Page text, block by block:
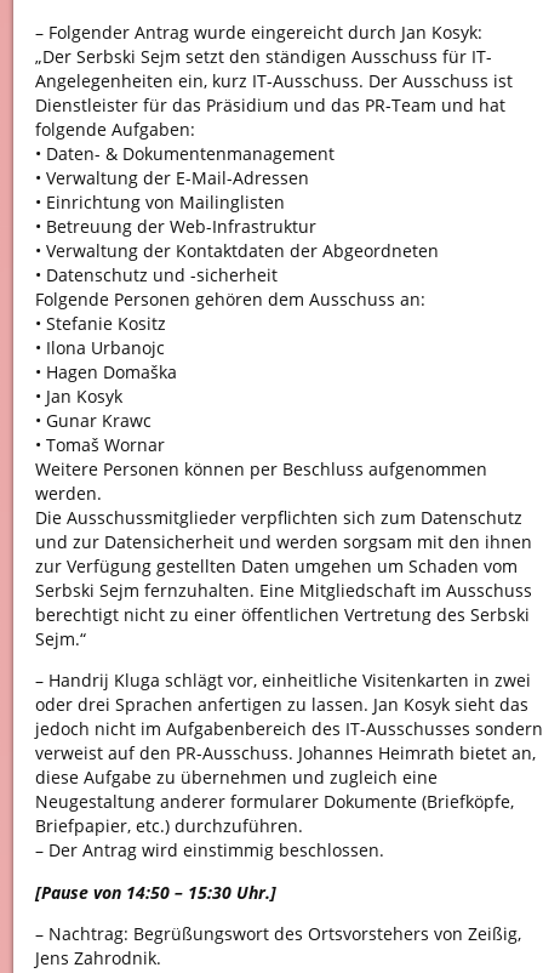
– Folgender Antrag wurde eingereicht durch Jan Kosyk:
„Der Serbski Sejm setzt den ständigen Ausschuss für IT-
Angelegenheiten ein, kurz IT-Ausschuss. Der Ausschuss ist
Dienstleister für das Präsidium und das PR-Team und hat
folgende Aufgaben:
• Daten- & Dokumentenmanagement
• Verwaltung der E-Mail-Adressen
• Einrichtung von Mailinglisten
• Betreuung der Web-Infrastruktur
• Verwaltung der Kontaktdaten der Abgeordneten
• Datenschutz und -sicherheit
Folgende Personen gehören dem Ausschuss an:
• Stefanie Kositz
• Ilona Urbanojc
• Hagen Domaška
• Jan Kosyk
• Gunar Krawc
• Tomaš Wornar
Weitere Personen können per Beschluss aufgenommen
werden.
Die Ausschussmitglieder verpflichten sich zum Datenschutz
und zur Datensicherheit und werden sorgsam mit den ihnen
zur Verfügung gestellten Daten umgehen um Schaden vom
Serbski Sejm fernzuhalten. Eine Mitgliedschaft im Ausschuss
berechtigt nicht zu einer öffentlichen Vertretung des Serbski
Sejm.“
– Handrij Kluga schlägt vor, einheitliche Visitenkarten in zwei
oder drei Sprachen anfertigen zu lassen. Jan Kosyk sieht das
jedoch nicht im Aufgabenbereich des IT-Ausschusses sondern
verweist auf den PR-Ausschuss. Johannes Heimrath bietet an,
diese Aufgabe zu übernehmen und zugleich eine
Neugestaltung anderer formularer Dokumente (Briefköpfe,
Briefpapier, etc.) durchzuführen.
– Der Antrag wird einstimmig beschlossen.
[Pause von 14:50 – 15:30 Uhr.]
– Nachtrag: Begrüßungswort des Ortsvorstehers von Zeißig,
Jens Zahrodnik.